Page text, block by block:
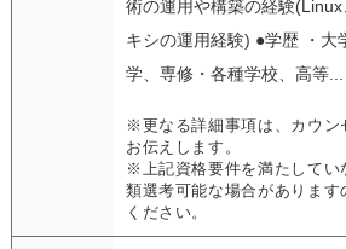
術の運用や構築の経験
キシの運用経験) ●学歴 ・大
学、専修・各種学校、高等...
※更なる詳細事項は、カウン
お伝えします。
※上記資格要件を満たしてい
類選考可能な場合があります
ください。